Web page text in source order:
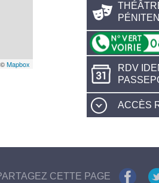
Mapbox
RDV
ACCÈS
CETTE PAGE